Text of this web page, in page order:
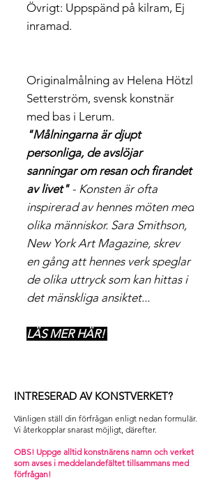
Övrigt: Uppspänd på kilram, Ej
inramad.
Originalmålning av Helena Hötzl
Setterström, svensk konstnär
med bas i Lerum.
"Målningarna är djupt
personliga, de avslöjar
sanningar om resan och firandet
av livet" - Konsten är ofta
inspirerad av hennes möten med
olika människor. Sara Smithson,
New York Art Magazine, skrev
en gång att hennes verk speglar
de olika uttryck som kan hittas i
det mänskliga ansiktet...
LÄS MER HÄR!
INTRESERAD AV KONSTVERKET?
Vänligen ställ din förfrågan enligt nedan formulär.
Vi återkopplar snarast möjligt, därefter. ​
OBS! Uppge alltid konstnärens namn och verket
som avses i meddelandefältet tillsammans med
förfrågan!